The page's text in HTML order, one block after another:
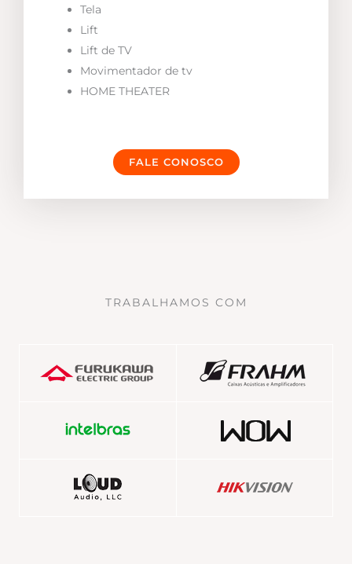
Tela
Lift
Lift de TV
Movimentador de tv
HOME THEATER
FALE CONOSCO
TRABALHAMOS COM